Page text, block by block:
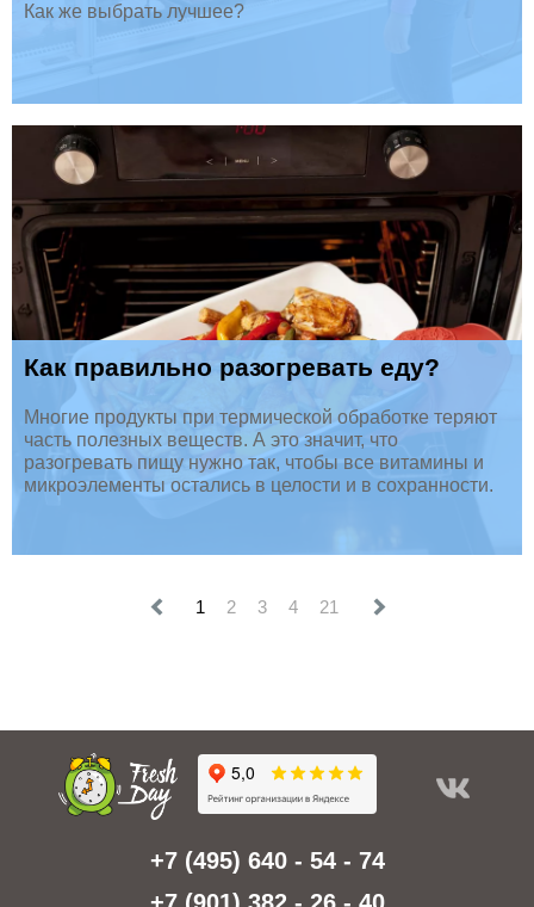
Как же выбрать лучшее?
Как правильно разогревать еду?
Многие продукты при термической обработке теряют
часть полезных веществ. А это значит, что
разогревать пищу нужно так, чтобы все витамины и
микроэлементы остались в целости и в сохранности.
1 2 3 4 21
+7 (495) 640 - 54 - 74